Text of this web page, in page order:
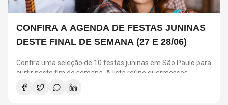
CONFIRA A AGENDA DE FESTAS JUNINAS
DESTE FINAL DE SEMANA (27 E 28/06)
Confira uma seleção de 10 festas juninas em São Paulo para
curtir neste fim de semana. A lista reúne quermesses
tradicionais, arraiás gratuitos, eventos para crianças, opções
veganas e sem glúten, além de programação com música ao